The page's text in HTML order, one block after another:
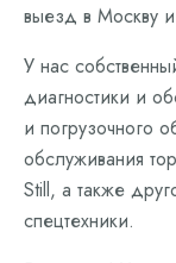
выезд в Москву
У нас
диагностики и
и погрузочного
обслуживания
Still, а также
спецтехники.